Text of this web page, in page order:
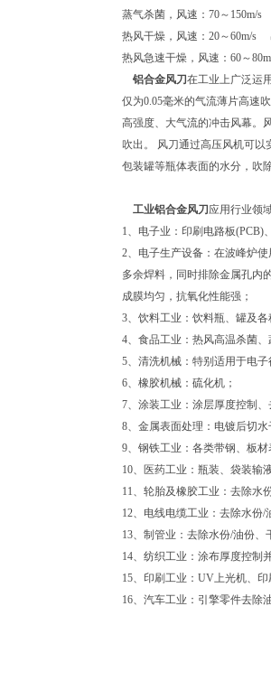
蒸气杀菌，风速：70～150m/s
热风干燥，风速：20～60m/s
热风急速干燥，风速：60～
铝合金风刀在工业上广泛运
仅为0.05毫米的气流薄片高速
高强度、大气流的冲击风幕。
吹出。 风刀通过高压风机可
包装罐等瓶体表面的水分，吹
工业铝合金风刀应用行业领
1、电子业：印刷电路板(PCB)
2、电子生产设备：在波峰炉
多余焊料，同时排除金属孔内
成膜均匀，抗氧化性能强；
3、饮料工业：饮料瓶、罐及
4、食品工业：热风高温杀菌
5、清洗机械：特别适用于电
6、橡胶机械：硫化机；
7、涂装工业：涂层厚度控制
8、金属表面处理：电镀后切
9、钢铁工业：各类带钢、板
10、医药工业：瓶装、袋装输
11、轮胎及橡胶工业：去除水
12、电线电缆工业：去除水份
13、制管业：去除水份/油份
14、纺织工业：涂布厚度控制
15、印刷工业：UV上光机、
16、汽车工业：引擎零件去除